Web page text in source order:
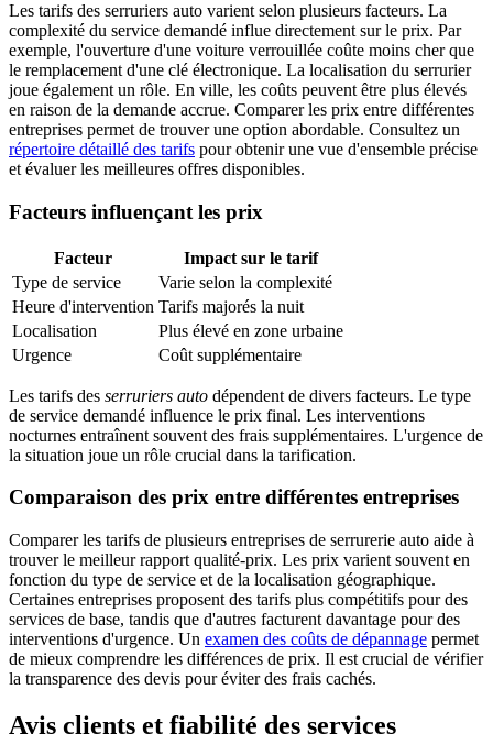
Les tarifs des serruriers auto varient selon plusieurs facteurs. La
complexité du service demandé influe directement sur le prix. Par
exemple, l'ouverture d'une voiture verrouillée coûte moins cher que
le remplacement d'une clé électronique. La localisation du serrurier
joue également un rôle. En ville, les coûts peuvent être plus élevés
en raison de la demande accrue. Comparer les prix entre différentes
entreprises permet de trouver une option abordable. Consultez un
répertoire détaillé des tarifs pour obtenir une vue d'ensemble précise
et évaluer les meilleures offres disponibles.
Facteurs influençant les prix
Facteur
Impact sur le tarif
Type de service
Varie selon la complexité
Heure d'intervention Tarifs majorés la nuit
Localisation
Plus élevé en zone urbaine
Urgence
Coût supplémentaire
Les tarifs des serruriers auto dépendent de divers facteurs. Le type
de service demandé influence le prix final. Les interventions
nocturnes entraînent souvent des frais supplémentaires. L'urgence de
la situation joue un rôle crucial dans la tarification.
Comparaison des prix entre différentes entreprises
Comparer les tarifs de plusieurs entreprises de serrurerie auto aide à
trouver le meilleur rapport qualité-prix. Les prix varient souvent en
fonction du type de service et de la localisation géographique.
Certaines entreprises proposent des tarifs plus compétitifs pour des
services de base, tandis que d'autres facturent davantage pour des
interventions d'urgence. Un examen des coûts de dépannage permet
de mieux comprendre les différences de prix. Il est crucial de vérifier
la transparence des devis pour éviter des frais cachés.
Avis clients et fiabilité des services